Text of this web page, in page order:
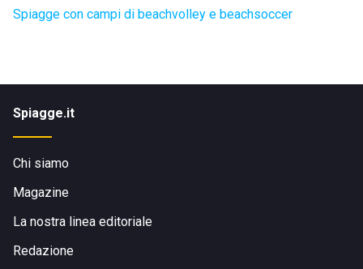
Spiagge con campi di beachvolley e beachsoccer
Spiagge.it
Chi siamo
Magazine
La nostra linea editoriale
Redazione